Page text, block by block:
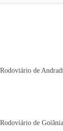
de
de Goiânia